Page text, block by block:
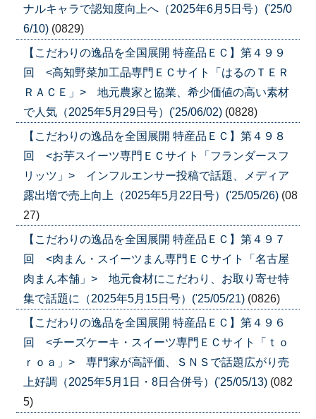
ナルキャラで認知度向上へ（2025年6月5日号）('25/0
6/10) (0829)
【こだわりの逸品を全国展開 特産品ＥＣ】第４９９
回 <高知野菜加工品専門ＥＣサイト「はるのＴＥＲ
ＲＡＣＥ」> 地元農家と協業、希少価値の高い素材
で人気（2025年5月29日号）('25/06/02) (0828)
【こだわりの逸品を全国展開 特産品ＥＣ】第４９８
回 <お芋スイーツ専門ＥＣサイト「フランダースフ
リッツ」> インフルエンサー投稿で話題、メディア
露出増で売上向上（2025年5月22日号）('25/05/26) (08
27)
【こだわりの逸品を全国展開 特産品ＥＣ】第４９７
回 <肉まん・スイーツまん専門ＥＣサイト「名古屋
肉まん本舗」> 地元食材にこだわり、お取り寄せ特
集で話題に（2025年5月15日号）('25/05/21) (0826)
【こだわりの逸品を全国展開 特産品ＥＣ】第４９６
回 <チーズケーキ・スイーツ専門ＥＣサイト「ｔｏ
ｒｏａ」> 専門家が高評価、ＳＮＳで話題広がり売
上好調（2025年5月1日・8日合併号）('25/05/13) (082
5)